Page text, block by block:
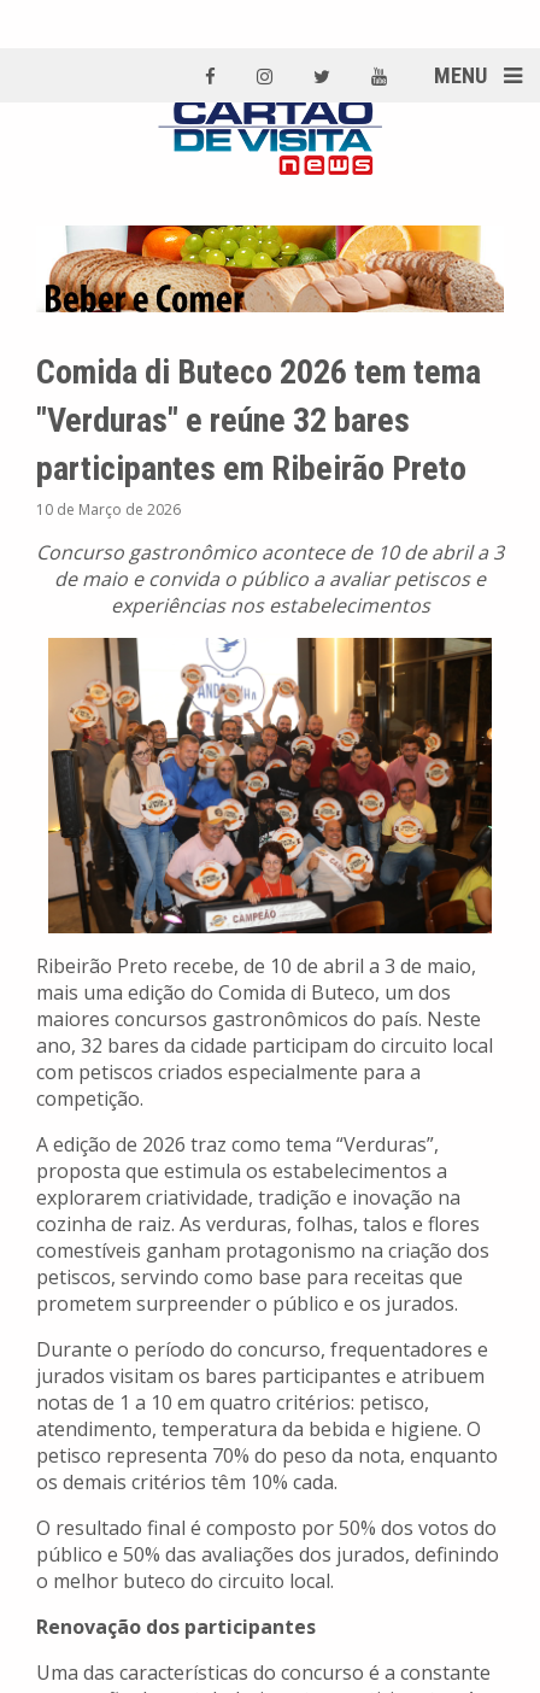
MENU
Comida di Buteco 2026 tem tema
"Verduras" e reúne 32 bares
participantes em Ribeirão Preto
10 de Março de 2026
Concurso gastronômico acontece de 10 de abril a 3
de maio e convida o público a avaliar petiscos e
experiências nos estabelecimentos
Ribeirão Preto recebe, de 10 de abril a 3 de maio,
mais uma edição do Comida di Buteco, um dos
maiores concursos gastronômicos do país. Neste
ano, 32 bares da cidade participam do circuito local
com petiscos criados especialmente para a
competição.
A edição de 2026 traz como tema “Verduras”,
proposta que estimula os estabelecimentos a
explorarem criatividade, tradição e inovação na
cozinha de raiz. As verduras, folhas, talos e flores
comestíveis ganham protagonismo na criação dos
petiscos, servindo como base para receitas que
prometem surpreender o público e os jurados.
Durante o período do concurso, frequentadores e
jurados visitam os bares participantes e atribuem
notas de 1 a 10 em quatro critérios: petisco,
atendimento, temperatura da bebida e higiene. O
petisco representa 70% do peso da nota, enquanto
os demais critérios têm 10% cada.
O resultado final é composto por 50% dos votos do
público e 50% das avaliações dos jurados, definindo
o melhor buteco do circuito local.
Renovação dos participantes
Uma das características do concurso é a constante